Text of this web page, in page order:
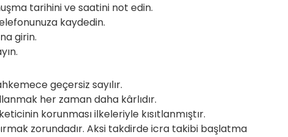
tarihini ve saatini not edin.
kaydedin.
girin.
geçersiz sayılır.
her zaman daha kârlıdır.
korunması ilkeleriyle kısıtlanmıştır.
zorundadır. Aksi takdirde icra takibi başlatma